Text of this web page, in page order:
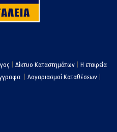
Δίκτυο Καταστημάτων
Η εταιρεία
Λογαριασμοί Καταθέσεων